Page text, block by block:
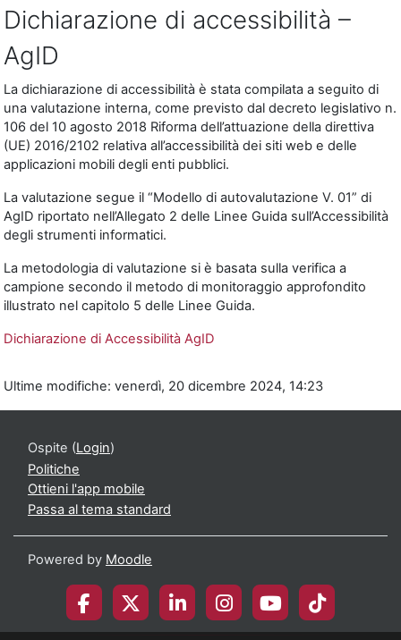
Dichiarazione di accessibilità –
AgID
La dichiarazione di accessibilità è stata compilata a seguito di
una valutazione interna, come previsto dal decreto legislativo n.
106 del 10 agosto 2018 Riforma dell’attuazione della direttiva
(UE) 2016/2102 relativa all’accessibilità dei siti web e delle
applicazioni mobili degli enti pubblici.
La valutazione segue il “Modello di autovalutazione V. 01” di
AgID riportato nell’Allegato 2 delle Linee Guida sull’Accessibilità
degli strumenti informatici.
La metodologia di valutazione si è basata sulla verifica a
campione secondo il metodo di monitoraggio approfondito
illustrato nel capitolo 5 delle Linee Guida.
Dichiarazione di Accessibilità AgID
Ultime modifiche: venerdì, 20 dicembre 2024, 14:23
Ospite (Login)
Politiche
Ottieni l'app mobile
Passa al tema standard
Powered by Moodle